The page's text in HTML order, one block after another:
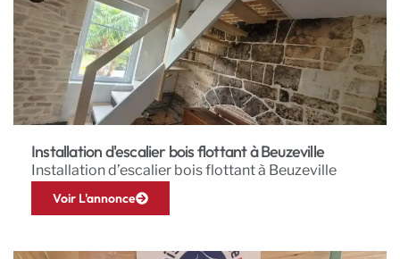
Installation d'escalier bois flottant à Beuzeville
Installation d’escalier bois flottant à Beuzeville
Voir L'annonce